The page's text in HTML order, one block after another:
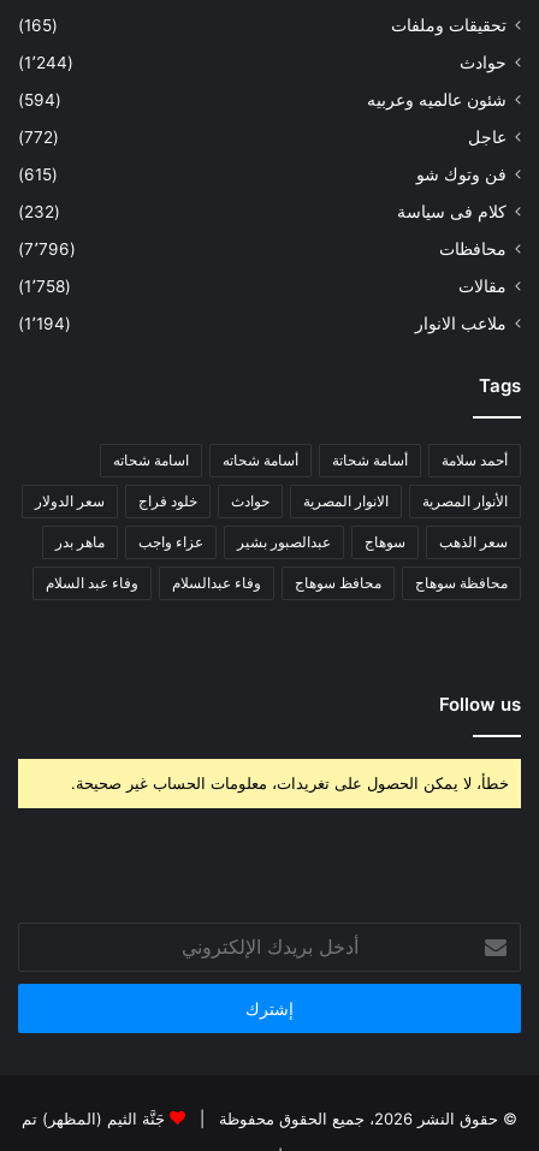
تحقيقات وملفات
(165)
حوادث
(1٬244)
شئون عالميه وعربيه
(594)
عاجل
(772)
فن وتوك شو
(615)
كلام فى سياسة
(232)
محافظات
(7٬796)
مقالات
(1٬758)
ملاعب الانوار
(1٬194)
Tags
أحمد سلامة أسامة شحاتة أسامة شحاته اسامة شحاته
الأنوار المصرية الانوار المصرية حوادث خلود فراج سعر الدولار
سعر الذهب سوهاج عبدالصبور بشير عزاء واجب ماهر بدر
محافظة سوهاج محافظ سوهاج وفاء عبدالسلام وفاء عبد السلام
Follow us
خطأ، لا يمكن الحصول على تغريدات، معلومات الحساب غير صحيحة.
بريدك
الإلكتروني
© حقوق النشر 2026، جميع الحقوق محفوظة |
جَنَّة الثيم (المظهر) تم